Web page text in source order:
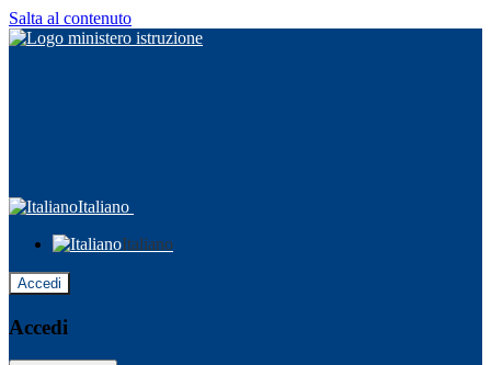
Salta al contenuto
Italiano
Italiano
Accedi
Accedi